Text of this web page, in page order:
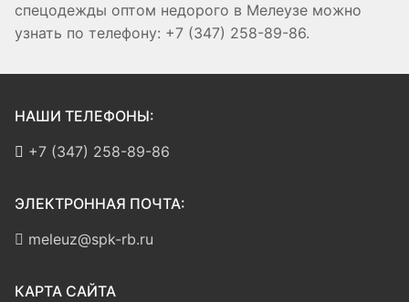
спецодежды оптом недорого в Мелеузе можно
узнать по телефону: +7 (347) 258-89-86.
НАШИ ТЕЛЕФОНЫ:
+7 (347) 258-89-86
ЭЛЕКТРОННАЯ ПОЧТА:
meleuz@spk-rb.ru
КАРТА САЙТА